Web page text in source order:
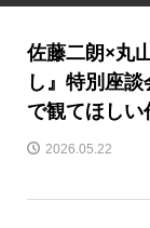
佐藤二朗×丸
し』特別座
で観てほしい
2026.05.22